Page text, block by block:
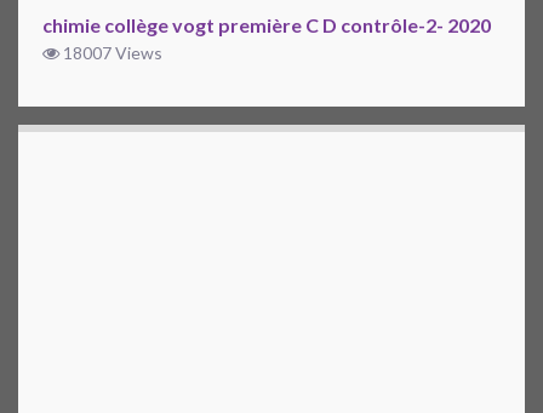
chimie collège vogt première C D contrôle-2- 2020
18007 Views